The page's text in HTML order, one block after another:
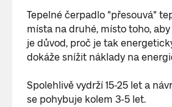
Tepelné čerpadlo "přesouvá"
místa na druhé, místo toho, aby
je důvod, proč je tak
dokáže snížit náklady na
Spolehlivě vydrží 15-25 let a
se pohybuje kolem 3-5 let.